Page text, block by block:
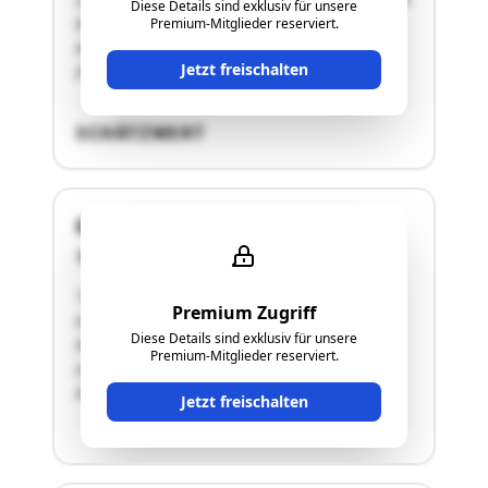
Diese Details sind exklusiv für unsere
Premium-Mitglieder reserviert.
Jetzt freischalten
Erdgeschoss südwestlich. Das Gebäude diente
ehemals als Betriebsgebäude
(Fleischverarbeitung) es …"
SCHÄTZWERT
Premium Zugriff
Diese Details sind exklusiv für unsere
Premium-Mitglieder reserviert.
Jetzt freischalten
Kumpfmühl 21
massiver Bauweise aus dem Jahre 1966. Die
Nutzfläche im EG und DG beträgt rd. 140 m²,
zudem gibt es einen Keller samt Garage mit rd.
87 m². Die Beheizung erfolgt mittels einer …"